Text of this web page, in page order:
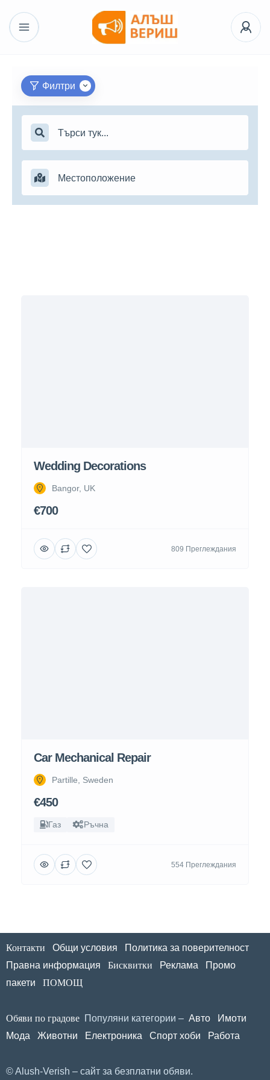
Филтри
Wedding Decorations
Bangor, UK
€700
809 Преглеждания
Car Mechanical Repair
Partille, Sweden
€450
Газ Ръчна
554 Преглеждания
Контакти Общи условия
Политика за поверителност
Правна информация
Бисквитки Реклама
Промо
пакети
ПОМОЩ
Обяви по градове Популяни категории – Авто
Имоти
Мода
Животни Електроника Спорт хоби Работа
© Alush-Verish – сайт за безплатни обяви.